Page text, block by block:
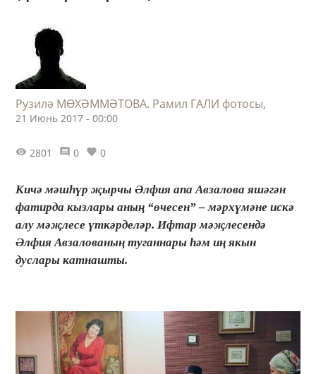
Рузилә МӨХӘММӘТОВА. Рамил ГАЛИ фотосы,
21 Июнь 2017 - 00:00
2801 0 0
Кичә мәшһүр җырчы Әлфия апа Авзалова яшәгән
фатирда кызлары аның “өчесен” – мәрхүмәне искә
алу мәҗлесе үткәрделәр. Ифтар мәҗлесендә
Әлфия Авзалованың туганнары һәм иң якын
дуслары катнашты.